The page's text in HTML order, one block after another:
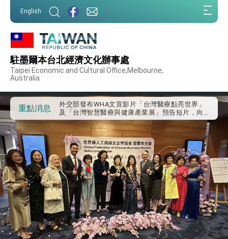
English
駐墨爾本台北經濟文化辦事處
Taipei Economic and Cultural Office,Melbourne,
Australia
重點消息
外交部重要言論
我國政府將在美國亞利桑納州設立「駐鳳凰城辦
事處」，進一步深化台美交流合作
經驗為亞太醫療照護發展開創新里程碑
外交部發布WHA文宣影片「台灣醫療點亮世界」
及「台灣智慧醫療與健康產業展」預告短片，向
世界展現台灣守護全球健康的創新能量
總統出訪史瓦帝尼返國談話 強調臺灣人有權利
走向世界 盼與理念相近國家共同維護國際秩序
堅定走向世界 賴總統抵達史瓦帝尼王國進行國是
訪問
總統與五院院長新春茶敘 盼化分歧為團結、為
國家邁出合作第一步
總統農曆春節談話
台美貿易協議完成簽署達成6大目標、創5大歷史
性突破 總統強調將以3大面向加速臺灣經濟轉型
升級 籲請立院全力支持並盡速通過
臺美簽署「對等貿易協定」確立對等關稅15%且不
疊加 我輸美2072項產品豁免對等關稅